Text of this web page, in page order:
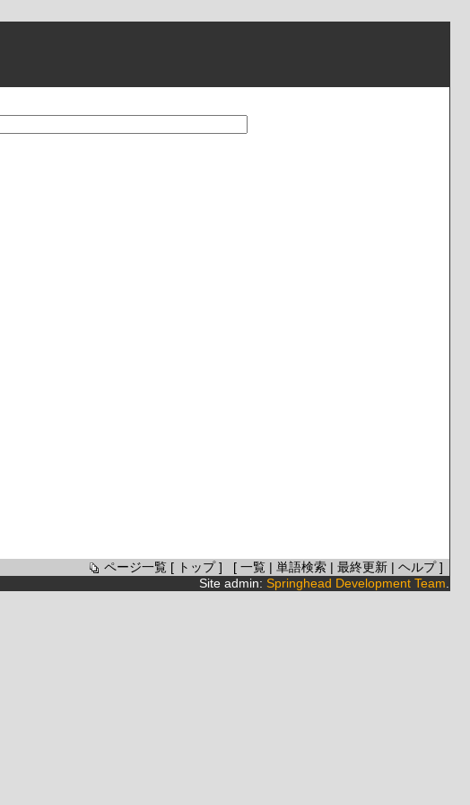
ページ一覧[ トップ] [ 一覧| 単語検索| 最終更新| ヘルプ]
Site admin: Springhead Development Team.